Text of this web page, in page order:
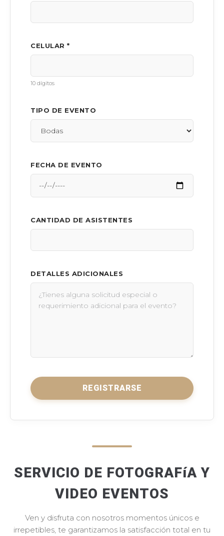
CELULAR *
10 dígitos
TIPO DE EVENTO
FECHA DE EVENTO
CANTIDAD DE ASISTENTES
DETALLES ADICIONALES
REGISTRARSE
SERVICIO DE FOTOGRAFíA Y
VIDEO EVENTOS
Ven y disfruta con nosotros momentos únicos e
irrepetibles, te garantizamos la satisfacción total en tu